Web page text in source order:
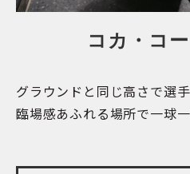
コカ・コ
グラウンドと同じ高さで選
臨場感あふれる場所で一球